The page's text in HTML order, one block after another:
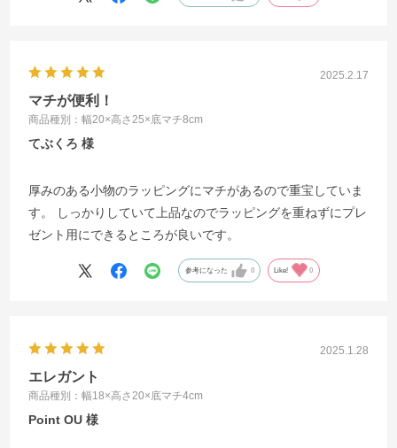
2025.2.17
マチが便利！
商品種別：幅20×高さ25×底マチ8cm
てぶくろ
厚みのある小物のラッピングにマチがあるので重宝していま
す。 しっかりしていて上品なのでラッピングを重ねずにプレ
ゼント用にできるところが良いです。
参考になった 0 Like! 0
2025.1.28
エレガント
商品種別：幅18×高さ20×底マチ4cm
Point OU